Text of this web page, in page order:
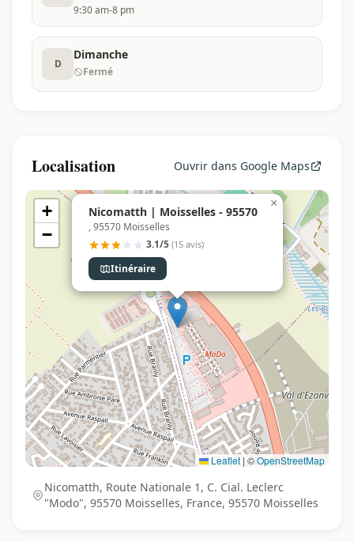
9:30 am-8 pm
D
Dimanche
Fermé
Localisation Ouvrir dans Google Maps
Nicomatth | Moisselles - 95570
, 95570 Moisselles
3.1/5 (15 avis)
Itinéraire
×
+
−
Leaflet | ©OpenStreetMap
Nicomatth, Route Nationale 1, C. Cial. Leclerc
"Modo", 95570 Moisselles, France, 95570 Moisselles